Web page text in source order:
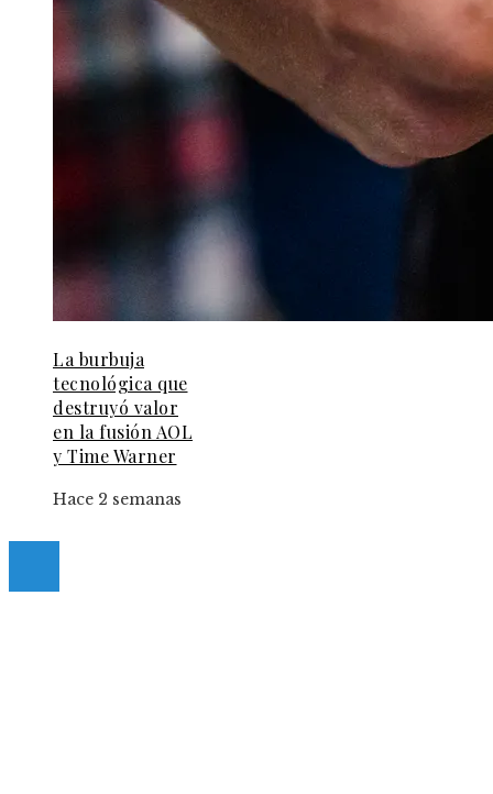
La burbuja
tecnológica que
destruyó valor
en la fusión AOL
y Time Warner
Hace 2 semanas